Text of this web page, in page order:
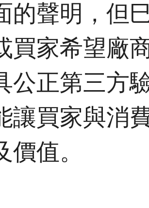
的聲明，但
買家希望廠
公正第三方
讓買家與消
價值。